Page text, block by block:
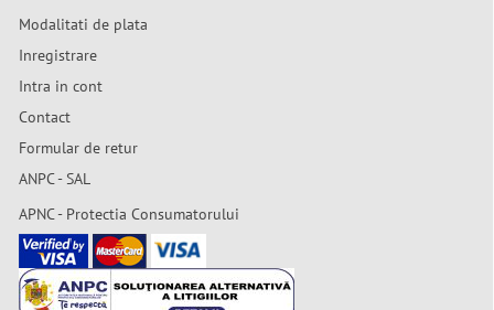
Modalitati de plata
Inregistrare
Intra in cont
Contact
Formular de retur
ANPC - SAL
APNC - Protectia Consumatorului